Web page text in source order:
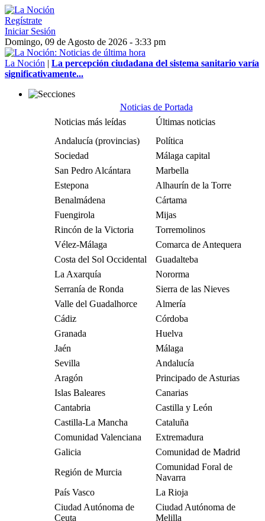
Regístrate
Iniciar Sesión
Domingo, 09 de Agosto de 2026 - 3:33 pm
La Noción | La percepción ciudadana del sistema sanitario varía
significativamente...
Noticias de Portada
Noticias más leídas
Últimas noticias
Andalucía (provincias)
Política
Sociedad
Málaga capital
San Pedro Alcántara
Marbella
Estepona
Alhaurín de la Torre
Benalmádena
Cártama
Fuengirola
Mijas
Rincón de la Victoria
Torremolinos
Vélez-Málaga
Comarca de Antequera
Costa del Sol Occidental
Guadalteba
La Axarquía
Nororma
Serranía de Ronda
Sierra de las Nieves
Valle del Guadalhorce
Almería
Cádiz
Córdoba
Granada
Huelva
Jaén
Málaga
Sevilla
Andalucía
Aragón
Principado de Asturias
Islas Baleares
Canarias
Cantabria
Castilla y León
Castilla-La Mancha
Cataluña
Comunidad Valenciana
Extremadura
Galicia
Comunidad de Madrid
Región de Murcia
Comunidad Foral de
Navarra
País Vasco
La Rioja
Ciudad Autónoma de
Ceuta
Ciudad Autónoma de
Melilla